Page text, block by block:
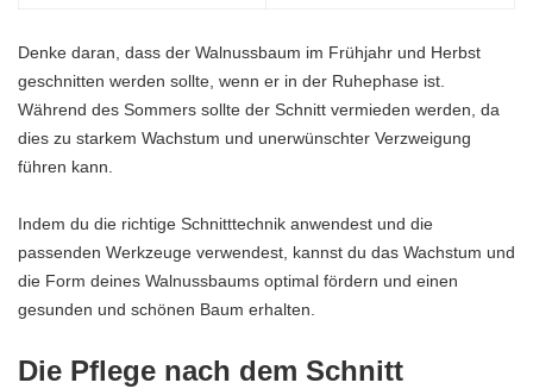
Denke daran, dass der Walnussbaum im Frühjahr und Herbst
geschnitten werden sollte, wenn er in der Ruhephase ist.
Während des Sommers sollte der Schnitt vermieden werden, da
dies zu starkem Wachstum und unerwünschter Verzweigung
führen kann.
Indem du die richtige Schnitttechnik anwendest und die
passenden Werkzeuge verwendest, kannst du das Wachstum und
die Form deines Walnussbaums optimal fördern und einen
gesunden und schönen Baum erhalten.
Die Pflege nach dem Schnitt